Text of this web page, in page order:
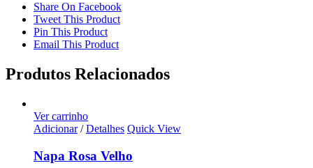
Share On Facebook
Tweet This Product
Pin This Product
Email This Product
Produtos Relacionados
Ver carrinho
Adicionar/ Detalhes Quick View
Napa Rosa Velho